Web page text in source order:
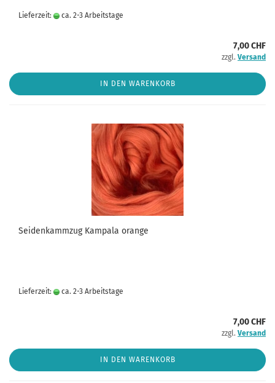
Lieferzeit: ca. 2-3 Arbeitstage
7,00 CHF
zzgl. Versand
IN DEN WARENKORB
Seidenkammzug Kampala orange
Lieferzeit: ca. 2-3 Arbeitstage
7,00 CHF
zzgl. Versand
IN DEN WARENKORB